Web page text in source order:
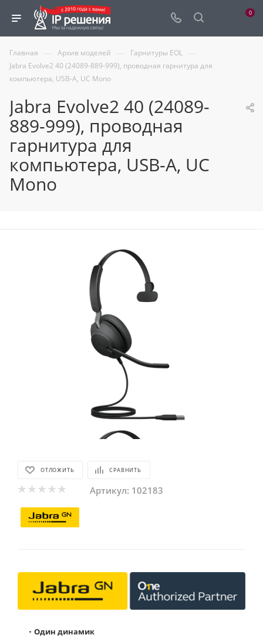
0
Главная — Архив моделей — Гарнитуры EOL —
Jabra Evolve2 40 (24089-889-999), проводная гарнитура для
компьютера, USB-A, UC Mono
Jabra Evolve2 40 (24089-
889-999), проводная
гарнитура для
компьютера, USB-A, UC
Mono
ОТЛОЖИТЬ СРАВНИТЬ
Артикул: 102183
Один динамик